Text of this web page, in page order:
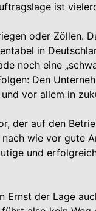
ist
oder Zöllen.
in
noch eine
Den
vor allem in
der auf den
wie vor gute
und
Ernst der Lage